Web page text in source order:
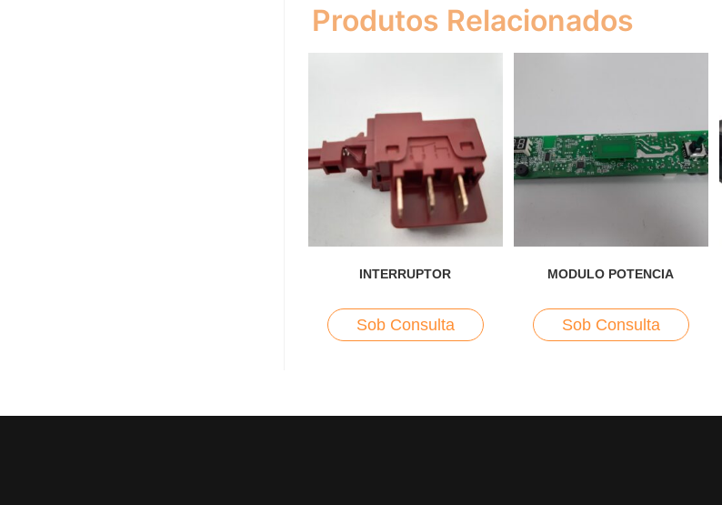
Produtos Relacionados
INTERRUPTOR
Sob Consulta
MODULO POTENCIA
Sob Consulta